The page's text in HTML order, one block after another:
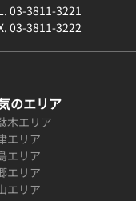
03-3811-3221
03-3811-3222
のエリア
木エリア
エリア
エリア
エリア
エリア